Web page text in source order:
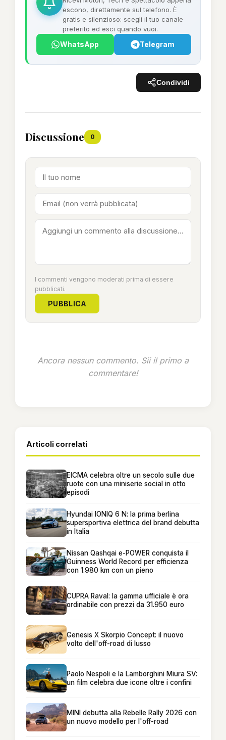
escono, direttamente sul telefono. È
gratis e silenzioso: scegli il tuo canale
preferito ed esci quando vuoi.
WhatsApp Telegram
Condividi
Discussione 0
I commenti vengono moderati prima di essere
pubblicati.
PUBBLICA
Ancora nessun commento. Sii il primo a
commentare!
Articoli correlati
EICMA celebra oltre un secolo sulle due
ruote con una miniserie social in otto
episodi
Hyundai IONIQ 6 N: la prima berlina
supersportiva elettrica del brand debutta
in Italia
Nissan Qashqai e-POWER conquista il
Guinness World Record per efficienza
con 1.980 km con un pieno
CUPRA Raval: la gamma ufficiale è ora
ordinabile con prezzi da 31.950 euro
Genesis X Skorpio Concept: il nuovo
volto dell'off-road di lusso
Paolo Nespoli e la Lamborghini Miura SV:
un film celebra due icone oltre i confini
MINI debutta alla Rebelle Rally 2026 con
un nuovo modello per l'off-road